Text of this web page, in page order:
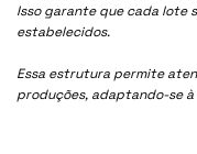
Isso garante que cada lote
estabelecidos.
Essa estrutura permite
produções, adaptando-se